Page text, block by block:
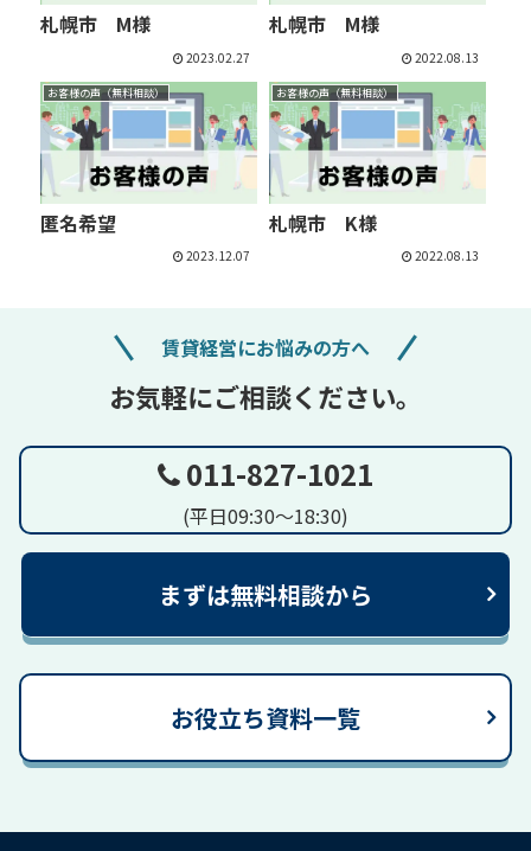
札幌市 M様
2023.02.27
札幌市 M様
2022.08.13
お客様の声（無料相談）
匿名希望
2023.12.07
お客様の声（無料相談）
札幌市 K様
2022.08.13
賃貸経営にお悩みの方へ
お気軽にご相談ください。
011-827-1021
(平日09:30～18:30)
まずは無料相談から
お役立ち資料一覧